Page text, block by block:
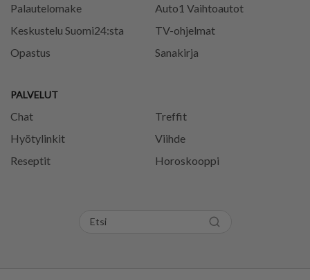
Palautelomake
Keskustelu Suomi24:sta
Opastus
PALVELUT
Chat
Treffit
Hyötylinkit
Viihde
Reseptit
Horoskooppi
Auto1 Vaihtoautot
TV-ohjelmat
Sanakirja